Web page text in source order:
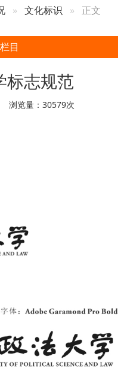
文化标识 正文
目
标志规范
浏览量： 30579次